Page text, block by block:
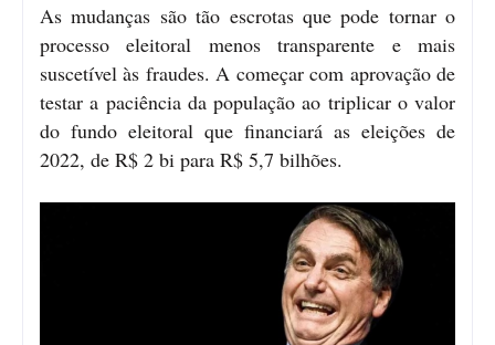
As mudanças são tão escrotas que pode tornar o
processo eleitoral menos transparente e mais
suscetível às fraudes. A começar com aprovação de
testar a paciência da população ao triplicar o valor
do fundo eleitoral que financiará as eleições de
2022, de R$ 2 bi para R$ 5,7 bilhões.